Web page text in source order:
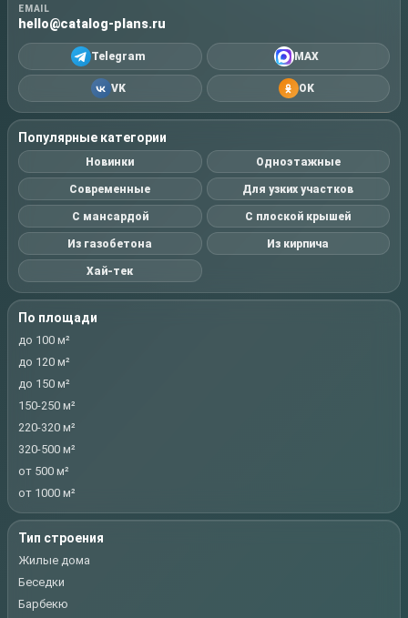
EMAIL
hello@catalog-plans.ru
Telegram MAX
VK OK
Популярные категории
Новинки Одноэтажные
Современные Для узких участков
С мансардой С плоской крышей
Из газобетона Из кирпича
Хай-тек
По площади
до 100 м²
до 120 м²
до 150 м²
150-250 м²
220-320 м²
320-500 м²
от 500 м²
от 1000 м²
Тип строения
Жилые дома
Беседки
Барбекю